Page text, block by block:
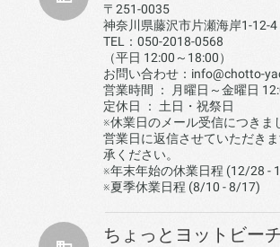
〒251-0035
神奈川県藤沢市片瀬海岸1-12-4
TEL：050-2018-0568
（平日 12:00～18:00）
お問い合わせ：info@chotto-
営業時間 ： 月曜日～金曜日
定休日 ： 土日・祝祭日
※休業日のメール受信につきま
営業日に返信させていただき
承ください。
※年末年始の休業日程 (12/28 -
※夏季休業日程 (8/10 - 8/17)
ちょっとヨットビー